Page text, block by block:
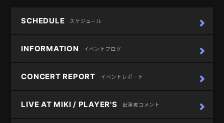
SCHEDULE スケジュール
INFORMATION イベントブログ
CONCERT REPORT イベントレポート
LIVE AT MIKI / PLAYER'S 出演者コメント